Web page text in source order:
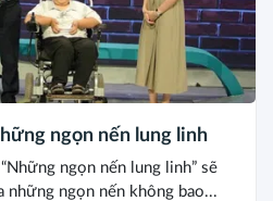
ngọn nến lung linh
ngọn nến lung linh” sẽ
những ngọn nến không bao...